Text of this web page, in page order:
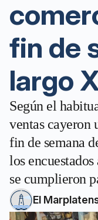
fin de
largo
Según el
ventas cayeron
fin de semana
los
se cumplieron
El